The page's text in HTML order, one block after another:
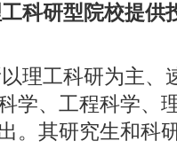
科研型院校提供
理工科研为主、
学、工程科学、
。其研究生和科